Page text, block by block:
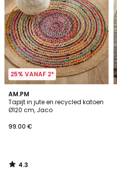
25% VANAF 2*
AM.PM
Tapijt in jute en recycled katoen
Ø120 cm, Jaco
99.00 €
4.3
/ 5
4.3
/